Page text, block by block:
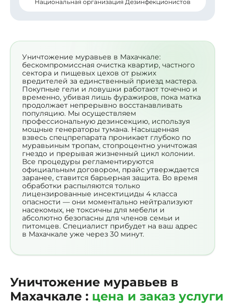
Национальная организация Дезинфекционистов
Уничтожение муравьев в Махачкале:
бескомпромиссная очистка квартир, частного
сектора и пищевых цехов от рыжих
вредителей за единственный приезд мастера.
Покупные гели и ловушки работают точечно и
временно, убивая лишь фуражиров, пока матка
продолжает непрерывно восстанавливать
популяцию. Мы осуществляем
профессиональную дезинсекцию, используя
мощные генераторы тумана. Насыщенная
взвесь спецпрепарата проникает глубоко по
муравьиным тропам, стопроцентно уничтожая
гнездо и прерывая жизненный цикл колонии.
Все процедуры регламентируются
официальным договором, прайс утверждается
заранее, ставится барьерная защита. Во время
обработки распыляются только
лицензированные инсектициды 4 класса
опасности — они моментально нейтрализуют
насекомых, не токсичны для мебели и
абсолютно безопасны для членов семьи и
питомцев. Специалист прибудет на ваш адрес
в Махачкале уже через 30 минут.
Уничтожение муравьев в
Махачкале : цена и заказ услуги